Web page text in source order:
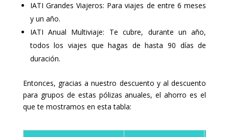
IATI Grandes Viajeros: Para viajes de entre 6 meses
y un año.
IATI Anual Multiviaje: Te cubre, durante un año,
todos los viajes que hagas de hasta 90 días de
duración.
Entonces, gracias a nuestro descuento y al descuento
para grupos de estas pólizas anuales, el ahorro es el
que te mostramos en esta tabla: